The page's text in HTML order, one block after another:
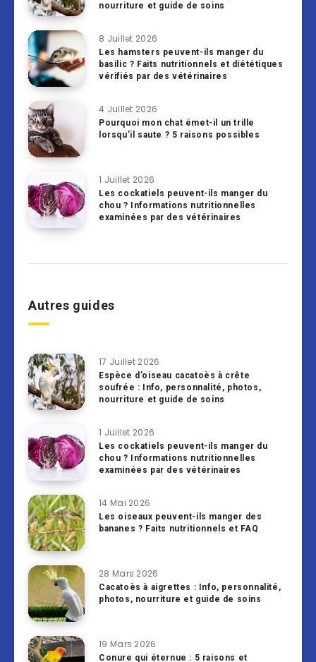
nourriture et guide de soins
8 Juillet 2026
Les hamsters peuvent-ils manger du
basilic ? Faits nutritionnels et diététiques
vérifiés par des vétérinaires
4 Juillet 2026
Pourquoi mon chat émet-il un trille
lorsqu’il saute ? 5 raisons possibles
1 Juillet 2026
Les cockatiels peuvent-ils manger du
chou ? Informations nutritionnelles
examinées par des vétérinaires
Autres guides
17 Juillet 2026
Espèce d’oiseau cacatoès à crête
soufrée : Info, personnalité, photos,
nourriture et guide de soins
1 Juillet 2026
Les cockatiels peuvent-ils manger du
chou ? Informations nutritionnelles
examinées par des vétérinaires
14 Mai 2026
Les oiseaux peuvent-ils manger des
bananes ? Faits nutritionnels et FAQ
28 Mars 2026
Cacatoès à aigrettes : Info, personnalité,
photos, nourriture et guide de soins
19 Mars 2026
Conure qui éternue : 5 raisons et